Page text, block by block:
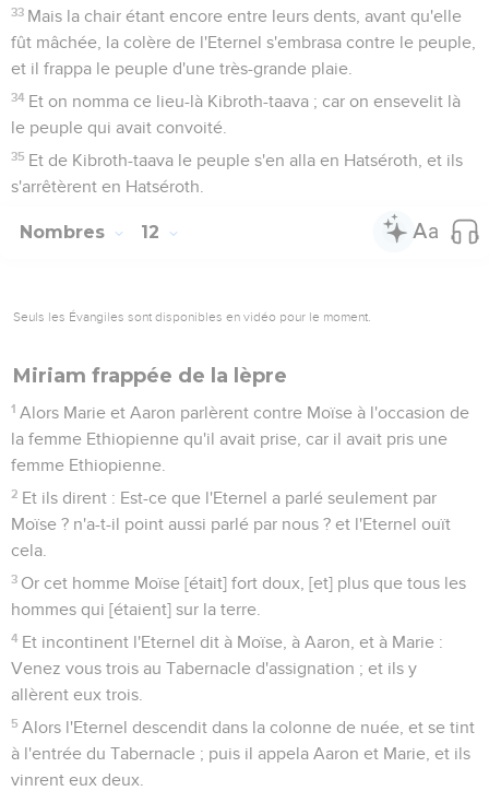
33 Mais la chair étant encore entre leurs dents, avant qu'elle
fût mâchée, la colère de l'Eternel s'embrasa contre le peuple,
et il frappa le peuple d'une très-grande plaie.
34 Et on nomma ce lieu-là Kibroth-taava ; car on ensevelit là
le peuple qui avait convoité.
35 Et de Kibroth-taava le peuple s'en alla en Hatséroth, et ils
s'arrêtèrent en Hatséroth.
Nombres 12
Seuls les Évangiles sont disponibles en vidéo pour le moment.
Miriam frappée de la lèpre
1 Alors Marie et Aaron parlèrent contre Moïse à l'occasion de
la femme Ethiopienne qu'il avait prise, car il avait pris une
femme Ethiopienne.
2 Et ils dirent : Est-ce que l'Eternel a parlé seulement par
Moïse ? n'a-t-il point aussi parlé par nous ? et l'Eternel ouït
cela.
3 Or cet homme Moïse [était] fort doux, [et] plus que tous les
hommes qui [étaient] sur la terre.
4 Et incontinent l'Eternel dit à Moïse, à Aaron, et à Marie :
Venez vous trois au Tabernacle d'assignation ; et ils y
allèrent eux trois.
5 Alors l'Eternel descendit dans la colonne de nuée, et se tint
à l'entrée du Tabernacle ; puis il appela Aaron et Marie, et ils
vinrent eux deux.